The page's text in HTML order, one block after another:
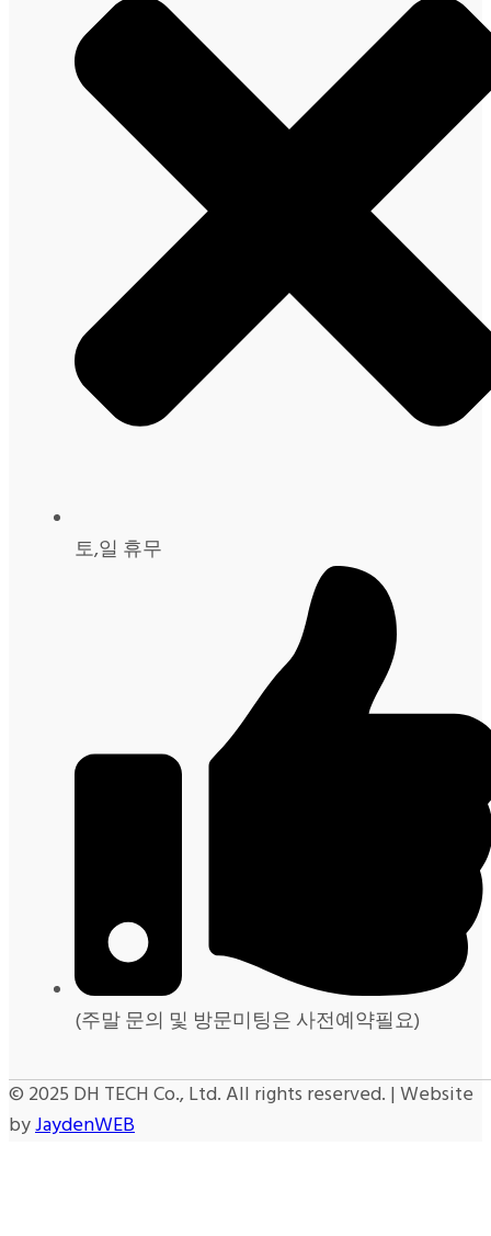
토,일 휴무
(주말 문의 및 방문미팅은 사전예약필요)
© 2025 DH TECH Co., Ltd. All rights reserved. | Website
byJaydenWEB